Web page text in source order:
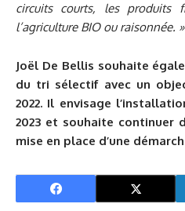
circuits courts, les produits
l’agriculture BIO ou raisonnée. »
Joël De Bellis souhaite
du tri sélectif avec un
2022. Il envisage
2023 et souhaite continuer
mise en place d’une